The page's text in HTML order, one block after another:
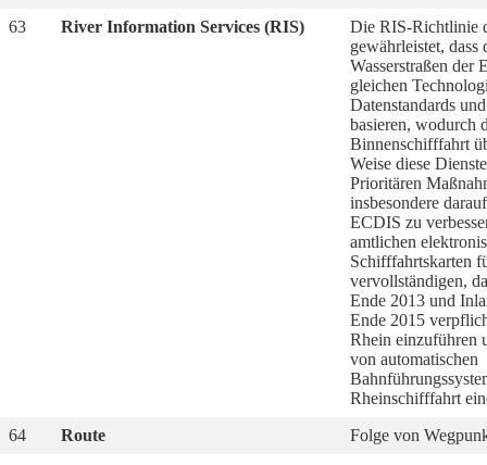
63
River Information Services (RIS)
Die RIS-Richtlinie
gewährleistet,
Wasserstraßen der
gleichen
Datenstandards
basieren, wodurch
Binnenschifffahrt
Weise diese
Prioritären
insbesondere
ECDIS zu
amtlichen
Schifffahrtskarten
vervollständigen,
Ende 2013 und
Ende 2015
Rhein einzuführen
von automatischen
Rheinschifffahrt
64
Route
Folge von